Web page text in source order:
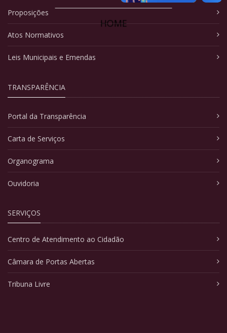
HOME
Proposições
Atos Normativos
Leis Municipais e Emendas
TRANSPARÊNCIA
Portal da Transparência
Carta de Serviços
Organograma
Ouvidoria
SERVIÇOS
Centro de Atendimento ao Cidadão
Câmara de Portas Abertas
Tribuna Livre